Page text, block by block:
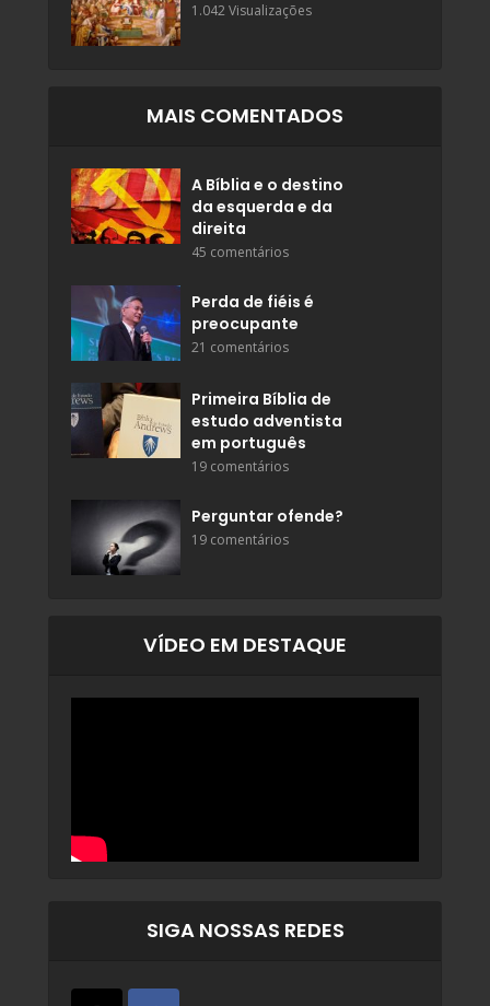
1.042 Visualizações
MAIS COMENTADOS
A Bíblia e o destino
da esquerda e da
direita
45 comentários
Perda de fiéis é
preocupante
21 comentários
Primeira Bíblia de
estudo adventista
em português
19 comentários
Perguntar ofende?
19 comentários
VÍDEO EM DESTAQUE
SIGA NOSSAS REDES